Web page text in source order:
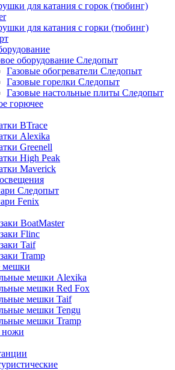
для катания с горок (тюбинг)
для катания с горки (тюбинг)
оборудование Следопыт
Газовые обогреватели Следопыт
Газовые горелки Следопыт
Газовые настольные плиты Следопыт
горючее
BTrace
Alexika
Greenell
High Peak
Maverick
Следопыт
Fenix
BoatMaster
Flinc
Taif
Tramp
мешки
мешки Alexika
мешки Red Fox
мешки Taif
мешки Tengu
мешки Tramp
ножи